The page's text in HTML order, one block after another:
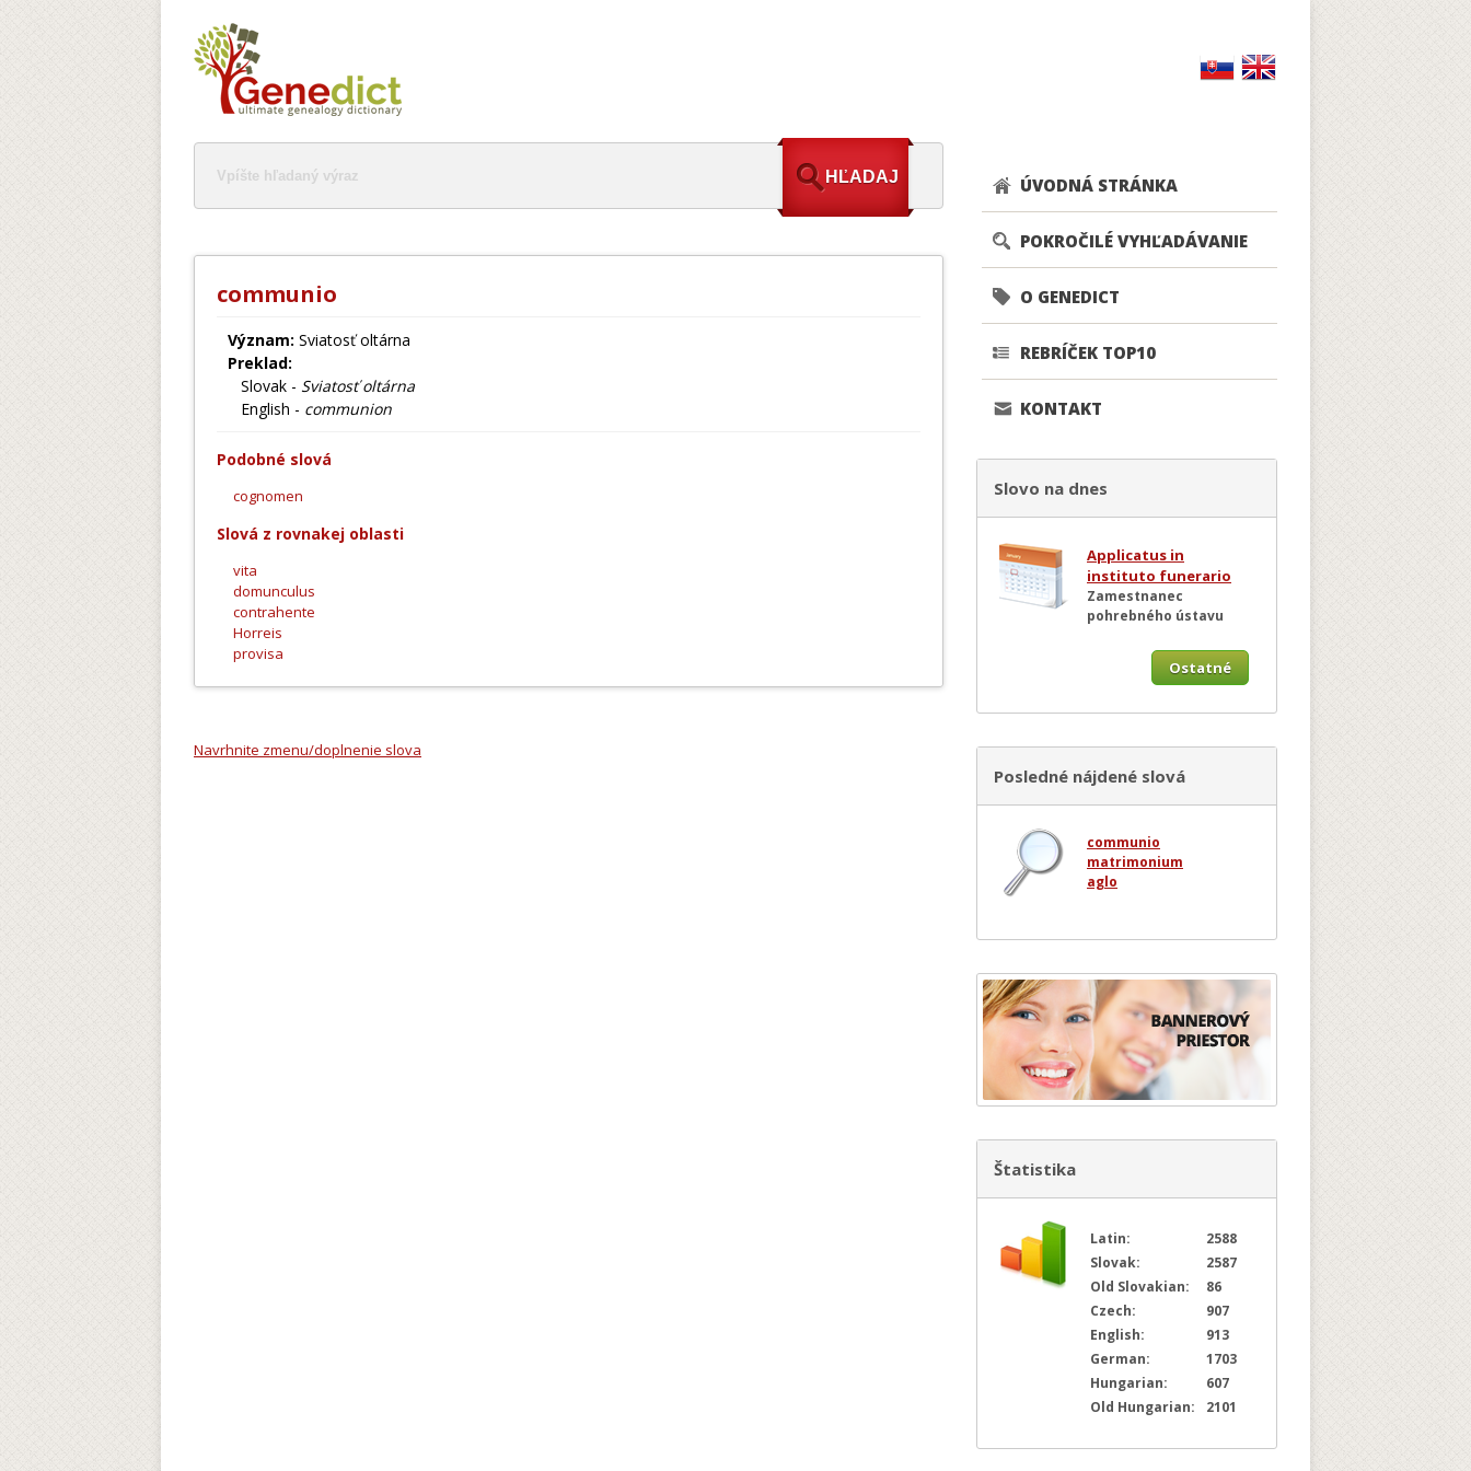
communio
Význam: Sviatosť oltárna
Preklad:
Slovak - Sviatosť oltárna
English - communion
Podobné slová
cognomen
Slová z rovnakej oblasti
vita
domunculus
contrahente
Horreis
provisa
Navrhnite zmenu/doplnenie slova
ÚVODNÁ STRÁNKA
POKROČILÉ VYHĽADÁVANIE
O GENEDICT
REBRÍČEK TOP10
KONTAKT
Slovo na dnes
Applicatus in
instituto funerario
Zamestnanec
pohrebného ústavu
Ostatné
Posledné nájdené slová
communio
matrimonium
aglo
Štatistika
Latin:
2588
Slovak:
2587
Old Slovakian:
86
Czech:
907
English:
913
German:
1703
Hungarian:
607
Old Hungarian:
2101